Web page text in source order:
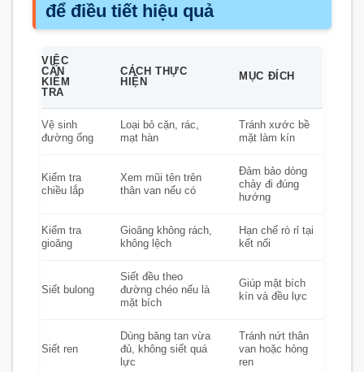
để điều tiết hiệu quả
VIỆC
CẦN
KIỂM
TRA
CÁCH THỰC
HIỆN
MỤC ĐÍCH
Vệ sinh
đường ống
Loại bỏ cặn, rác,
mạt hàn
Tránh xước bề
mặt làm kín
Kiểm tra
chiều lắp
Xem mũi tên trên
thân van nếu có
Đảm bảo dòng
chảy đi đúng
hướng
Kiểm tra
gioăng
Gioăng không rách,
không lệch
Hạn chế rò rỉ tại
kết nối
Siết bulong
Siết đều theo
đường chéo nếu là
mặt bích
Giúp mặt bích
kín và đều lực
Siết ren
Dùng băng tan vừa
đủ, không siết quá
lực
Tránh nứt thân
van hoặc hỏng
ren